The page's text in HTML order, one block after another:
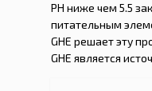
PH ниже чем 5.5
питательным
GHE решает эту
GHE является